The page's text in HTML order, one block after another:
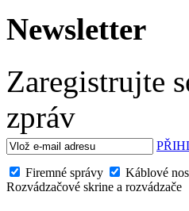
Newsletter
Zaregistrujte
zpráv
Firemné správy
Káblové
Rozvádzačové skrine a rozvádzače